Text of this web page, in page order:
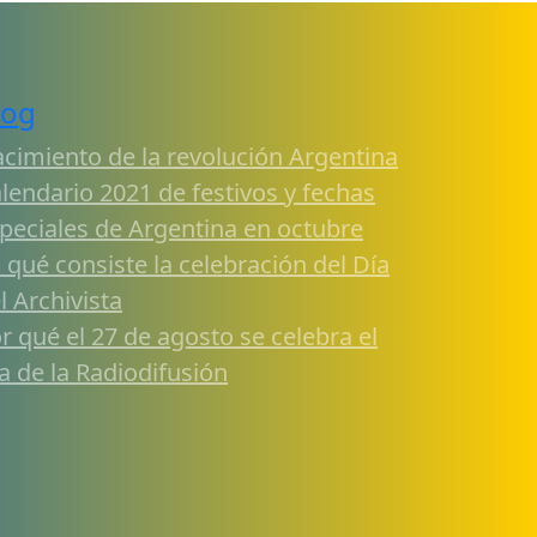
de la revolución Argentina
2021 de festivos y fechas
de Argentina en octubre
qué consiste la celebración del Día
Archivista
qué el 27 de agosto se celebra el
de la Radiodifusión